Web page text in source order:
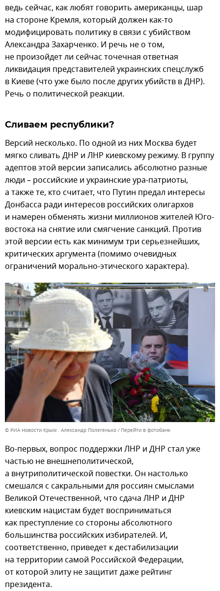
ведь сейчас, как любят говорить американцы, шар
на стороне Кремля, который должен как-то
модифицировать политику в связи с убийством
Александра Захарченко. И речь не о том,
не произойдет ли сейчас точечная ответная
ликвидация представителей украинских спецслужб
в Киеве (что уже было после других убийств в ДНР).
Речь о политической реакции.
Сливаем республики?
Версий несколько. По одной из них Москва будет
мягко сливать ДНР и ЛНР киевскому режиму. В группу
адептов этой версии записались абсолютно разные
люди – российские и украинские ура-патриоты,
а также те, кто считает, что Путин предал интересы
Донбасса ради интересов российских олигархов
и намерен обменять жизни миллионов жителей Юго-
востока на снятие или смягчение санкций. Против
этой версии есть как минимум три серьезнейших,
критических аргумента (помимо очевидных
ограничений морально-этического характера).
© РИА Новости Крым . Александр Полегенько Перейти в фотобанк
Во-первых, вопрос поддержки ЛНР и ДНР стал уже
частью не внешнеполитической,
а внутриполитической повестки. Он настолько
смешался с сакральными для россиян смыслами
Великой Отечественной, что сдача ЛНР и ДНР
киевским нацистам будет восприниматься
как преступление со стороны абсолютного
большинства российских избирателей. И,
соответственно, приведет к дестабилизации
на территории самой Российской Федерации,
от которой элиту не защитит даже рейтинг
президента.